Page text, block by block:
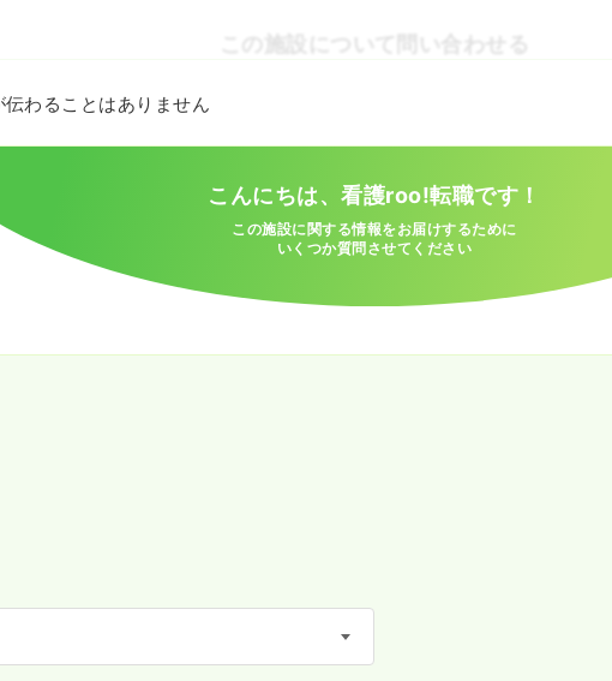
この施設について問い合わせる
わることはありません
こんにちは、看護roo!転職です！
この施設に関する情報をお届けするために
いくつか質問させてください